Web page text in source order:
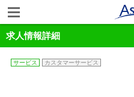
求人情報詳細
サービス カスタマーサービス